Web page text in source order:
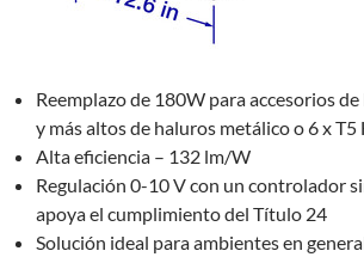
Reemplazo de 180W para accesorios
y más altos de haluros metálico o 6 x
Alta eficiencia – 132 lm/W
Regulación 0-10 V con un controlador
apoya el cumplimiento del Título 24
Solución ideal para ambientes en